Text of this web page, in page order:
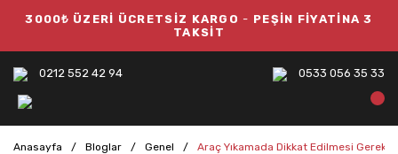
3000₺ ÜZERİ ÜCRETSİZ KARGO - PEŞİN FİYATİNA 3
TAKSİT
0212 552 42 94 0533 056 35 33
Anasayfa Bloglar Genel Araç Yıkamada Dikkat Edilmesi